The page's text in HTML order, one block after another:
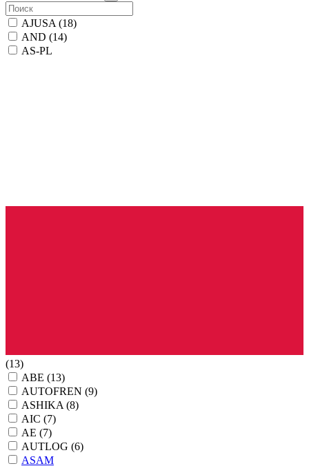
AJUSA (18)
AND (14)
AS-PL
(13)
ABE (13)
AUTOFREN (9)
ASHIKA (8)
AIC (7)
AE (7)
AUTLOG (6)
ASAM